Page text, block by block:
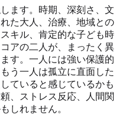
ます。時期、深刻さ、文
た大人、治療、地域との
キル、肯定的な子ども時
アの二人が、まったく異
す。一人には強い保護的
う一人は孤立に直面した
ていると感じているかも
、ストレス反応、人間関
しれません。